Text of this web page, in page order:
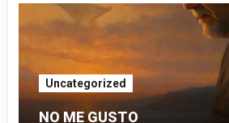
Uncategorized
NO ME GUSTO